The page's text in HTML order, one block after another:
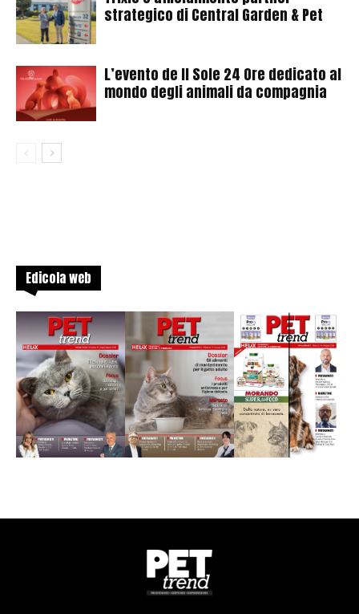
strategico di Central Garden & Pet
L’evento de Il Sole 24 Ore dedicato al
mondo degli animali da compagnia
Edicola web